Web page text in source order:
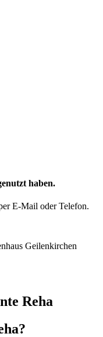
haben.
E-Mail oder Telefon.
Geilenkirchen
Reha